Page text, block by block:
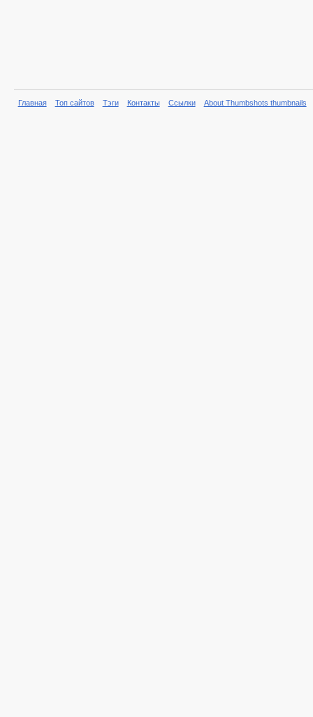
Главная Топ сайтов Тэги Контакты Ссылки About Thumbshots thumbnails